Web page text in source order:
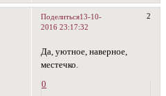
Поделиться 2
13-10-
2016 23:17:32
Да, уютное, наверное,
местечко.
0